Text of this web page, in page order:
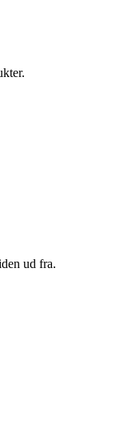
ud fra.